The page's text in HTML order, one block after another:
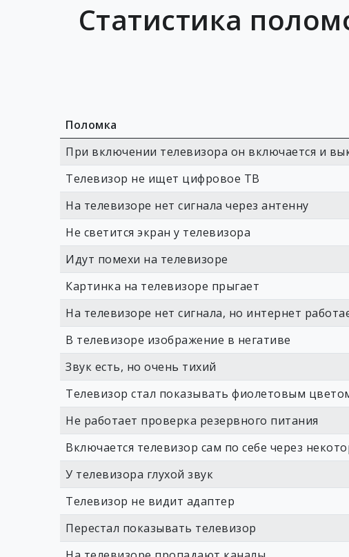
Статистика
Поломка
При включении телевизора он включается и
Телевизор не ищет цифровое ТВ
На телевизоре нет сигнала через антенну
Не светится экран у телевизора
Идут помехи на телевизоре
Картинка на телевизоре прыгает
На телевизоре нет сигнала, но интернет
В телевизоре изображение в негативе
Звук есть, но очень тихий
Телевизор стал показывать фиолетовым
Не работает проверка резервного питания
Включается телевизор сам по себе через
У телевизора глухой звук
Телевизор не видит адаптер
Перестал показывать телевизор